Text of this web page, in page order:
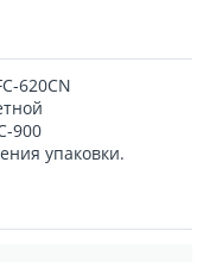
620CN
900
упаковки.